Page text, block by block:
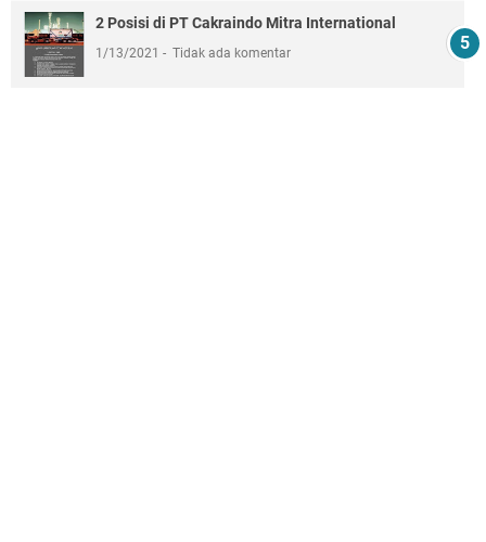
2 Posisi di PT Cakraindo Mitra International
1/13/2021 Tidak ada komentar